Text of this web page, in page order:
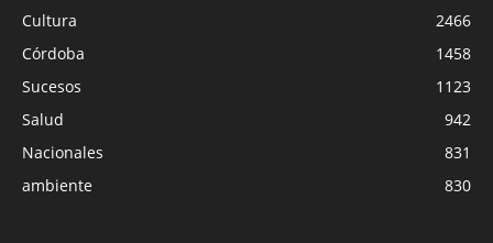
Cultura
2466
Córdoba
1458
Sucesos
1123
Salud
942
Nacionales
831
ambiente
830